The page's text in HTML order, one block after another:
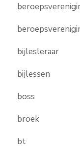
bijlesleraar
bijlessen
boss
broek
bt